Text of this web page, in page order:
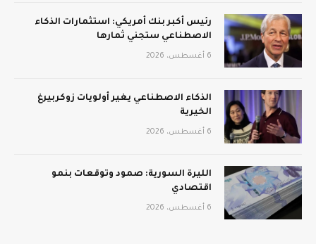
رئيس أكبر بنك أمريكي: استثمارات الذكاء
الاصطناعي ستجني ثمارها
6 أغسطس، 2026
الذكاء الاصطناعي يغير أولويات زوكربيرغ
الخيرية
6 أغسطس، 2026
الليرة السورية: صمود وتوقعات بنمو
اقتصادي
6 أغسطس، 2026